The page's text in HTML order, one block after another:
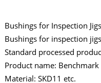
Bushings for Inspection
Bushings for inspection
Standard processed
Product name: Benchmark
Material: SKD11 etc.